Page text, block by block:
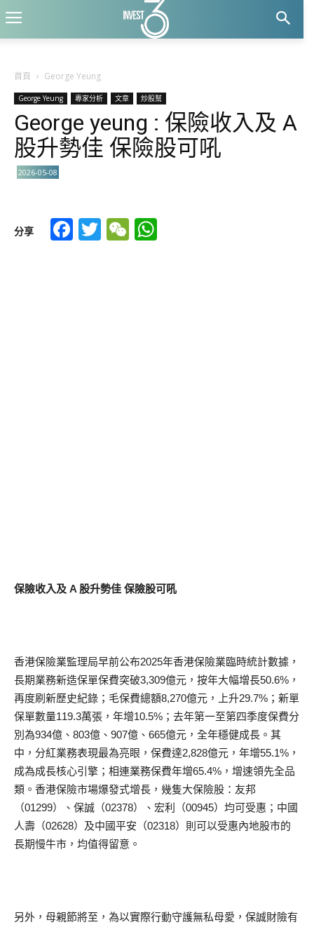
首頁 George Yeung
George Yeung 專家分析 文章 炒股幫
George yeung : 保險收入及 A
股升勢佳 保險股可吼
2026-05-08
分享 Facebook
TwitterWeChat
保險收入及 A 股升勢佳 保險股可吼
香港保險業監理局早前公布2025年香港保險業臨時統計數據，
長期業務新造保單保費突破3,309億元，按年大幅增長50.6%，
再度刷新歷史紀錄；毛保費總額8,270億元，上升29.7%；新單
保單數量119.3萬張，年增10.5%；去年第一至第四季度保費分
別為934億、803億、907億、665億元，全年穩健成長。其
中，分紅業務表現最為亮眼，保費達2,828億元，年增55.1%，
成為成長核心引擎；相連業務保費年增65.4%，增速領先全品
類。香港保險市場爆發式增長，幾隻大保險股：友邦
（01299）、保誠（02378）、宏利（00945）均可受惠；中國
人壽（02628）及中國平安（02318）則可以受惠內地股市的
長期慢牛市，均值得留意。
另外，母親節將至，為以實際行動守護無私母愛，保誠財險有